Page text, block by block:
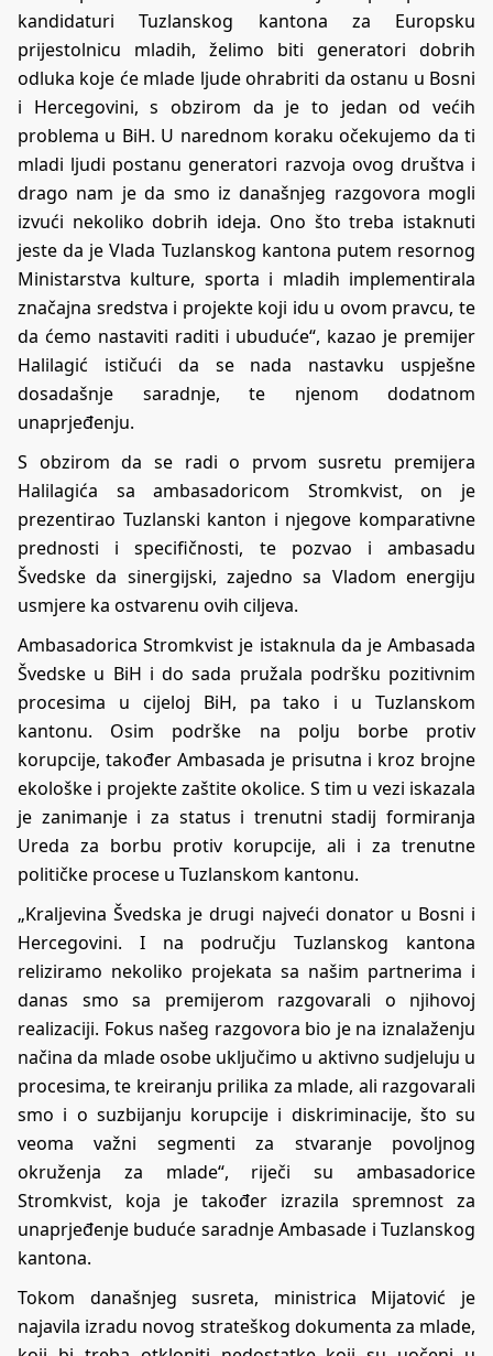
kandidaturi Tuzlanskog kantona za Europsku
prijestolnicu mladih, želimo biti generatori dobrih
odluka koje će mlade ljude ohrabriti da ostanu u Bosni
i Hercegovini, s obzirom da je to jedan od većih
problema u BiH. U narednom koraku očekujemo da ti
mladi ljudi postanu generatori razvoja ovog društva i
drago nam je da smo iz današnjeg razgovora mogli
izvući nekoliko dobrih ideja. Ono što treba istaknuti
jeste da je Vlada Tuzlanskog kantona putem resornog
Ministarstva kulture, sporta i mladih implementirala
značajna sredstva i projekte koji idu u ovom pravcu, te
da ćemo nastaviti raditi i ubuduće“, kazao je premijer
Halilagić ističući da se nada nastavku uspješne
dosadašnje saradnje, te njenom dodatnom
unaprjeđenju.
S obzirom da se radi o prvom susretu premijera
Halilagića sa ambasadoricom Stromkvist, on je
prezentirao Tuzlanski kanton i njegove komparativne
prednosti i specifičnosti, te pozvao i ambasadu
Švedske da sinergijski, zajedno sa Vladom energiju
usmjere ka ostvarenu ovih ciljeva.
Ambasadorica Stromkvist je istaknula da je Ambasada
Švedske u BiH i do sada pružala podršku pozitivnim
procesima u cijeloj BiH, pa tako i u Tuzlanskom
kantonu. Osim podrške na polju borbe protiv
korupcije, također Ambasada je prisutna i kroz brojne
ekološke i projekte zaštite okolice. S tim u vezi iskazala
je zanimanje i za status i trenutni stadij formiranja
Ureda za borbu protiv korupcije, ali i za trenutne
političke procese u Tuzlanskom kantonu.
„Kraljevina Švedska je drugi najveći donator u Bosni i
Hercegovini. I na području Tuzlanskog kantona
reliziramo nekoliko projekata sa našim partnerima i
danas smo sa premijerom razgovarali o njihovoj
realizaciji. Fokus našeg razgovora bio je na iznalaženju
načina da mlade osobe uključimo u aktivno sudjeluju u
procesima, te kreiranju prilika za mlade, ali razgovarali
smo i o suzbijanju korupcije i diskriminacije, što su
veoma važni segmenti za stvaranje povoljnog
okruženja za mlade“, riječi su ambasadorice
Stromkvist, koja je također izrazila spremnost za
unaprjeđenje buduće saradnje Ambasade i Tuzlanskog
kantona.
Tokom današnjeg susreta, ministrica Mijatović je
najavila izradu novog strateškog dokumenta za mlade,